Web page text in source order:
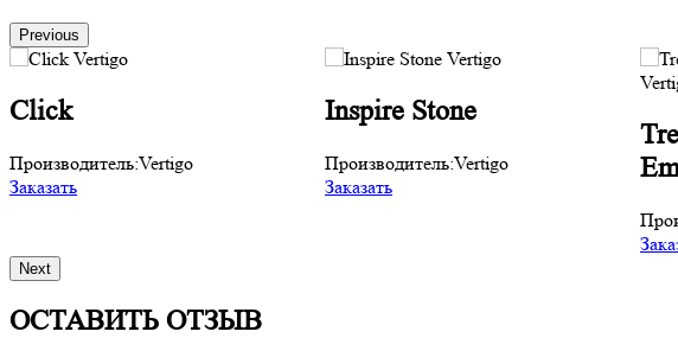
Previous
Click
Производитель:Vertigo
Заказать
Inspire Stone
Производитель:Vertigo
Заказать
Next
ОСТАВИТЬ ОТЗЫВ